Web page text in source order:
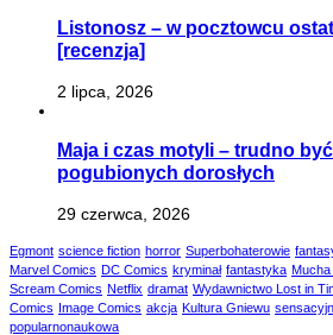
Listonosz – w pocztowcu
[recenzja]
2 lipca, 2026
Maja i czas motyli – trudno
pogubionych dorosłych
29 czerwca, 2026
Egmont science fiction horror Superbohaterowie
Marvel Comics DC Comics kryminał fantastyka Mucha
Scream Comics Netflix dramat Wydawnictwo Lost in
Comics Image Comics akcja Kultura Gniewu
popularnonaukowa